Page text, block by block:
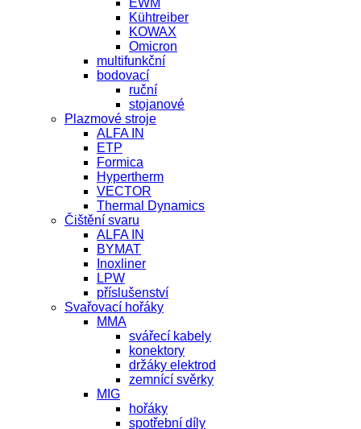
EWM
Kühtreiber
KOWAX
Omicron
multifunkční
bodovací
ruční
stojanové
Plazmové stroje
ALFA IN
ETP
Formica
Hypertherm
VECTOR
Thermal Dynamics
Čištění svaru
ALFA IN
BYMAT
Inoxliner
LPW
příslušenství
Svařovací hořáky
MMA
svářecí kabely
konektory
držáky elektrod
zemnící svěrky
MIG
hořáky
spotřební díly